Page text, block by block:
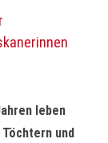
leben
und